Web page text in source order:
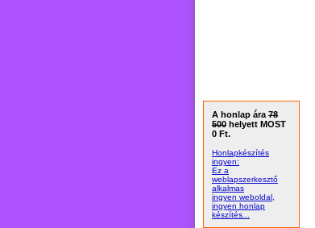
A honlap ára 78
500 helyett MOST
0 Ft.
Honlapkészítés
ingyen:
Ez a
weblapszerkesztő
alkalmas
ingyen weboldal,
ingyen honlap
készítés...